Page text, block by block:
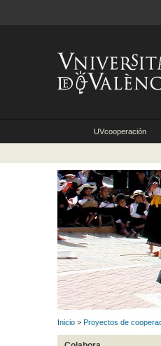
UVcooperación
Inicio > Proyectos de